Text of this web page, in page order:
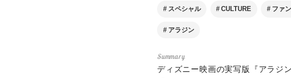
スペシャル CULTURE ファ
アラジン
ディズニー映画の実写版『アラジ